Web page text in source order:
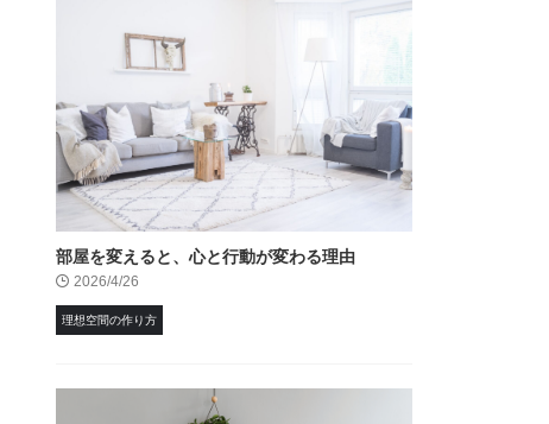
部屋を変えると、心と行動が変わる理由
2026/4/26
理想空間の作り方